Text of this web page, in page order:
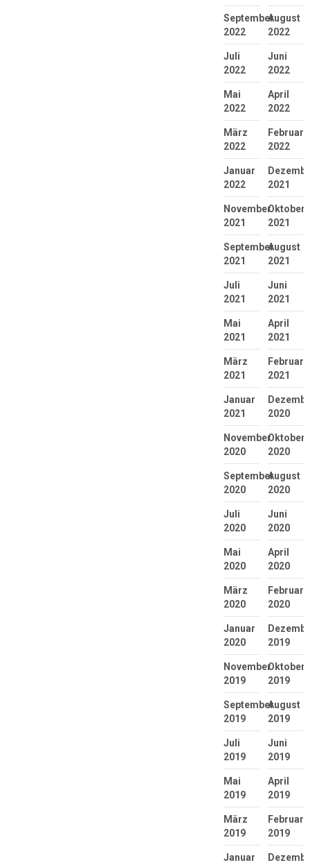
September
2022
August
2022
Juli
2022
Juni
2022
Mai
2022
April
2022
März
2022
Februar
2022
Januar
2022
2021
November
2021
Oktober
2021
September
2021
August
2021
Juli
2021
Juni
2021
Mai
2021
April
2021
März
2021
Februar
2021
Januar
2021
2020
November
2020
Oktober
2020
September
2020
August
2020
Juli
2020
Juni
2020
Mai
2020
April
2020
März
2020
Februar
2020
Januar
2020
2019
November
2019
Oktober
2019
September
2019
August
2019
Juli
2019
Juni
2019
Mai
2019
April
2019
März
2019
Februar
2019
Januar